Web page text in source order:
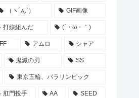
（ヽ´ん`） GIF画像
打線組んだ (´・ω・｀)
FF アムロ シャア
鬼滅の刃 SS
東京五輪、パラリンピック
肛門投手 AA SEED